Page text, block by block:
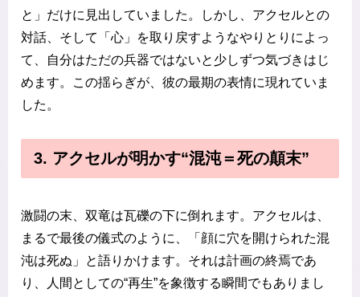
と」だけに見出していました。しかし、アクセルとの
対話、そして「心」を取り戻すようなやりとりによっ
て、自分はただの兵器ではないと少しずつ気づきはじ
めます。この揺らぎが、彼の最期の表情に現れていま
した。
3. アクセルが明かす“混沌＝死の顛末”
激闘の末、双竜は瓦礫の下に倒れます。アクセルは、
まるで最後の儀式のように、「顔に穴を開けられた混
沌は死ぬ」と語りかけます。それは計画の終焉であ
り、人間としての“再生”を象徴する瞬間でもありまし